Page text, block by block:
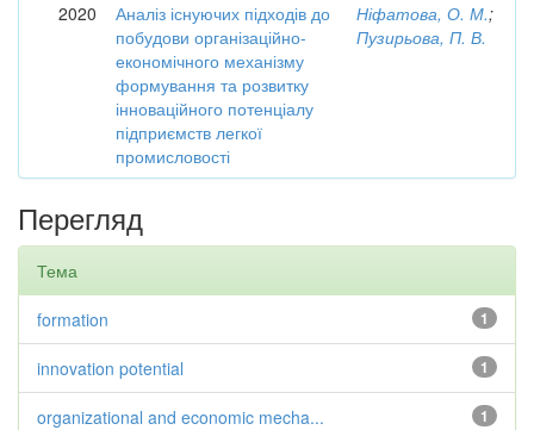
2020
Аналіз існуючих підходів до
побудови організаційно-
економічного механізму
формування та розвитку
інноваційного потенціалу
підприємств легкої
промисловості
Ніфатова, О. М.;
Пузирьова, П. В.
Перегляд
Тема
1
formation
1
innovation potential
1
organizational and economic mecha...